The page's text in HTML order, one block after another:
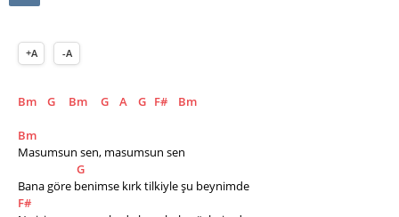
+A -A
Bm G Bm G A G F# Bm
Bm
Masumsun sen, masumsun sen
G
Bana göre benimse kırk tilkiyle şu beynimde
F#